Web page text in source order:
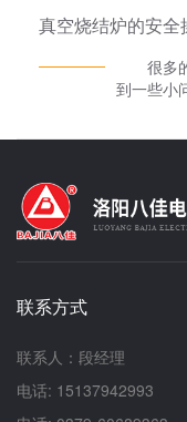
材料惰性
10⁻⁴Pa
石墨化的
系统，解
线，配合
工业化制
理：配置
降低30%
真空烧结炉的安全
很多的
到一些小
观察孔中
泵。 2、
炉体的杠
理炉的洛
联系方式
联系人：段经理
电话: 15137942993